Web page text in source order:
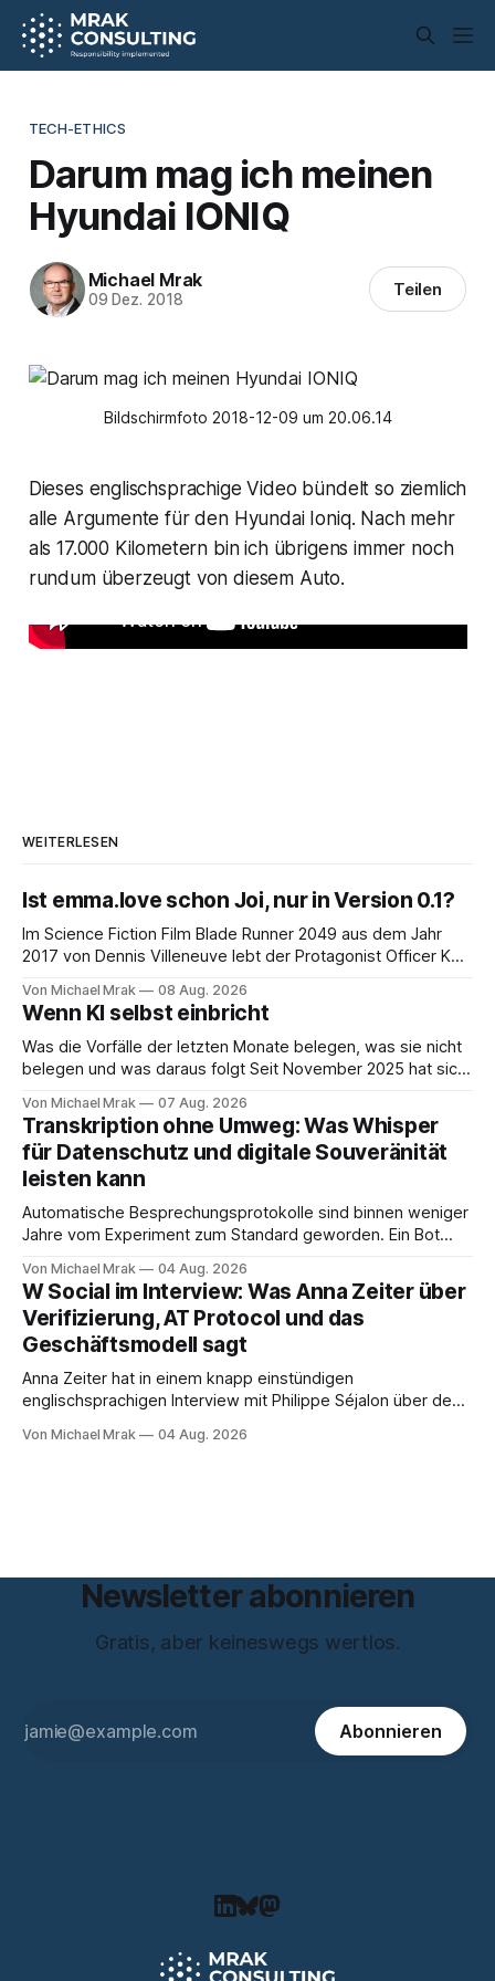
TECH-ETHICS
Darum mag ich meinen
Hyundai IONIQ
Michael Mrak
09 Dez. 2018 Teilen
Bildschirmfoto 2018-12-09 um 20.06.14
Dieses englischsprachige Video bündelt so ziemlich
alle Argumente für den Hyundai Ioniq. Nach mehr
als 17.000 Kilometern bin ich übrigens immer noch
rundum überzeugt von diesem Auto.
WEITERLESEN
Ist emma.love schon Joi, nur in Version 0.1?
Im Science Fiction Film Blade Runner 2049 aus dem Jahr
2017 von Dennis Villeneuve lebt der Protagonist Officer K
Big Tech Unternehmen Wallace, der Nachfolgeunternehmen
der Tyrell Cooperation welche man aus dem ersten Blade
Runner Film aus dem Jahr 1982 kennt. Joi
Von Michael Mrak 08 Aug. 2026
Wenn KI selbst einbricht
Was die Vorfälle der letzten Monate belegen, was sie nicht
belegen und was daraus folgt Seit November 2025 hat sich
KI-Systeme Angriffe nicht nur unterstützen, sondern
durchführen können. Sie können. Es gibt inzwischen genug
dokumentierte Fälle, um über Belege statt
Von Michael Mrak 07 Aug. 2026
Transkription ohne Umweg: Was Whisper
für Datenschutz und digitale Souveränität
leisten kann
Automatische Besprechungsprotokolle sind binnen weniger
Jahre vom Experiment zum Standard geworden. Ein Bot
Ende eine Zusammenfassung samt Aufgabenliste. Das
funktioniert gut. Die Frage, die regelmäßig untergeht, lautet:
Wo genau liegt das Audio, wer verarbeitet es und unter
welcher Rechtsgrundlage? Es gibt
Von Michael Mrak 04 Aug. 2026
W Social im Interview: Was Anna Zeiter über
Verifizierung, AT Protocol und das
Geschäftsmodell sagt
Anna Zeiter hat in einem knapp einstündigen
englischsprachigen Interview mit Philippe Séjalon über den
über zehn Jahre Datenschutzbeauftragte bei eBay und hat
Von Michael Mrak 04 Aug. 2026
Newsletter abonnieren
Gratis, aber keineswegs wertlos.
Abonnieren